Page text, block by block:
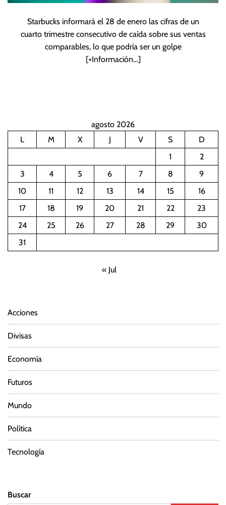
Starbucks informará el 28 de enero las cifras de un
cuarto trimestre consecutivo de caída sobre sus ventas
comparables, lo que podría ser un golpe
[+Información…]
agosto 2026
L
M X J V S
D
1
2
3
4 5 6 7 8
9
10
11 12 13 14 15
16
17
18 19 20 21 22
23
24
25 26 27 28 29
30
31
« Jul
Acciones
Divisas
Economía
Futuros
Mundo
Política
Tecnología
Buscar